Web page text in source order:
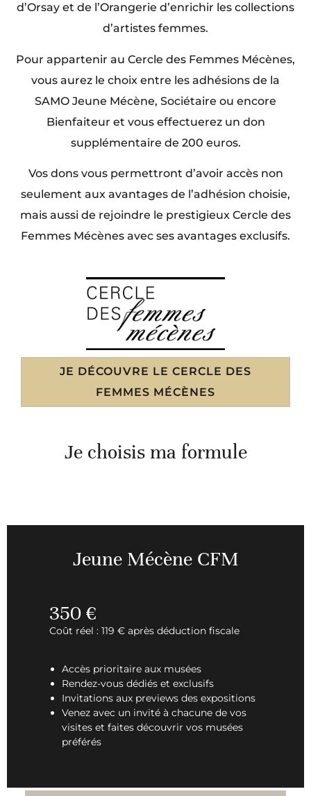
d’Orsay et de l’Orangerie d’enrichir les collections
d’artistes femmes.
Pour appartenir au Cercle des Femmes Mécènes,
vous aurez le choix entre les adhésions de la
SAMO Jeune Mécène, Sociétaire ou encore
Bienfaiteur et vous effectuerez un don
supplémentaire de 200 euros.
Vos dons vous permettront d’avoir accès non
seulement aux avantages de l’adhésion choisie,
mais aussi de rejoindre le prestigieux Cercle des
Femmes Mécènes avec ses avantages exclusifs.
JE DÉCOUVRE LE CERCLE DES
FEMMES MÉCÈNES
Je choisis ma formule
Jeune Mécène CFM
350 €
Coût réel : 119 € après déduction fiscale
Accès prioritaire aux musées
Rendez-vous dédiés et exclusifs
Invitations aux previews des expositions
Venez avec un invité à chacune de vos
visites et faites découvrir vos musées
préférés